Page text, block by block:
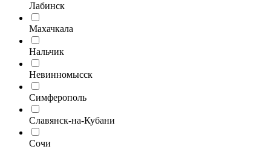
Лабинск
Махачкала
Нальчик
Невинномысск
Симферополь
Славянск-на-Кубани
Сочи